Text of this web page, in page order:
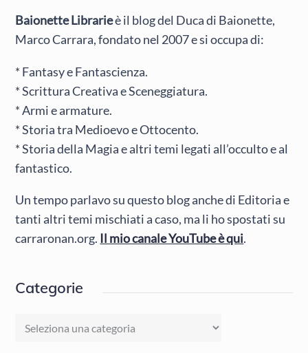
Baionette Librarieè il blog del Duca di Baionette,
Marco Carrara, fondato nel 2007 e si occupa di:
* Fantasy e Fantascienza.
* Scrittura Creativa e Sceneggiatura.
* Armi e armature.
* Storia tra Medioevo e Ottocento.
* Storia della Magia e altri temi legati all’occulto e al
fantastico.
Un tempo parlavo su questo blog anche di Editoria e
tanti altri temi mischiati a caso, ma li ho spostati su
carraronan.org. Il mio canale YouTube è qui.
Categorie
Categorie